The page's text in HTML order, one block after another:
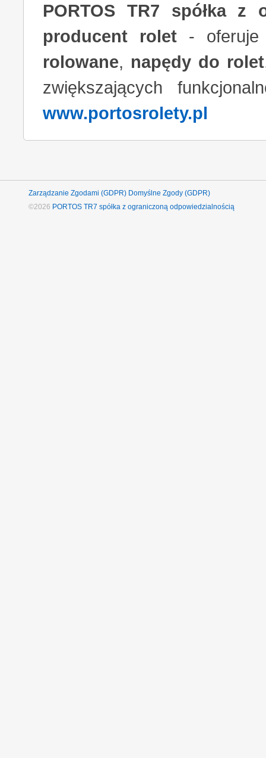
PORTOS TR7 spółka z
producent rolet -
rolowane, napędy do rolet
zwiększających
www.portosrolety.pl
Zarządzanie Zgodami (GDPR) Domyślne Zgody (GDPR)
©2026 PORTOS TR7 spółka z ograniczoną odpowiedzialnością